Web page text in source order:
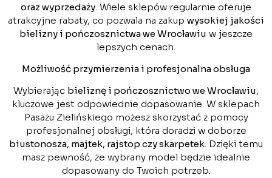
oraz wyprzedaży . Wiele sklepów regularnie oferuje
atrakcyjne rabaty, co pozwala na zakup wysokiej jakości
bielizny i pończosznictwa we Wrocławiu w jeszcze
lepszych cenach.
Możliwość przymierzenia i profesjonalna obsługa
Wybierając bieliznę i pończosznictwo we Wrocławiu,
kluczowe jest odpowiednie dopasowanie. W sklepach
Pasażu Zielińskiego możesz skorzystać z pomocy
profesjonalnej obsługi, która doradzi w doborze
biustonosza, majtek, rajstop czy skarpetek. Dzięki temu
masz pewność, że wybrany model będzie idealnie
dopasowany do Twoich potrzeb.